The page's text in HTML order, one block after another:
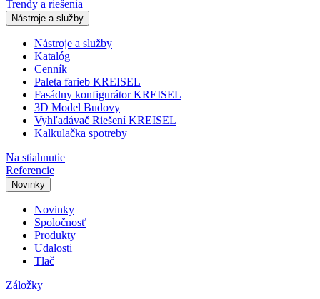
Trendy a riešenia
Nástroje a služby
Nástroje a služby
Katalóg
Cenník
Paleta farieb KREISEL
Fasádny konfigurátor KREISEL
3D Model Budovy
Vyhľadávač Riešení KREISEL
Kalkulačka spotreby
Na stiahnutie
Referencie
Novinky
Novinky
Spoločnosť
Produkty
Udalosti
Tlač
Záložky